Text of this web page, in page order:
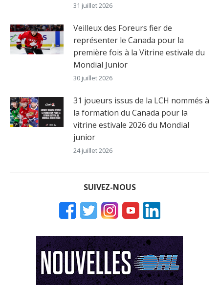
31 juillet 2026
Veilleux des Foreurs fier de
représenter le Canada pour la
première fois à la Vitrine estivale du
Mondial Junior
30 juillet 2026
31 joueurs issus de la LCH nommés à
la formation du Canada pour la
vitrine estivale 2026 du Mondial
junior
24 juillet 2026
SUIVEZ-NOUS